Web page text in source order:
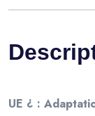
UE ¿ :